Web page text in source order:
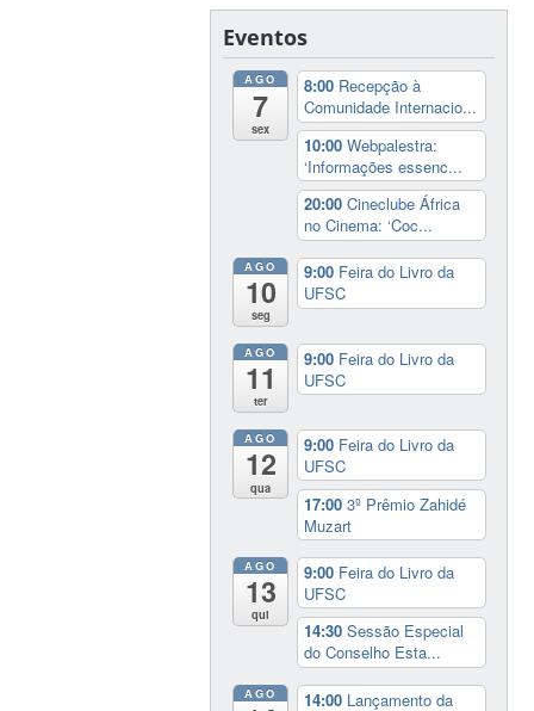
Eventos
AGO
7
sex
8:00 Recepção à
Comunidade Internacio...
10:00Webpalestra:
‘Informações essenc...
20:00Cineclube África
no Cinema: ‘Coc...
AGO
10
seg
9:00 Feira do Livro da
UFSC
AGO
11
ter
9:00 Feira do Livro da
UFSC
AGO
12
qua
9:00 Feira do Livro da
UFSC
17:003º Prêmio Zahidé
Muzart
AGO
13
qui
9:00 Feira do Livro da
UFSC
14:30Sessão Especial
do Conselho Esta...
AGO 14:00 Lançamento da